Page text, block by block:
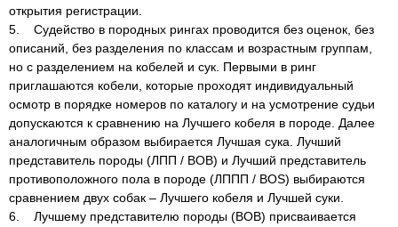
открытия регистрации.
5. Судейство в породных рингах проводится без оценок, без
описаний, без разделения по классам и возрастным группам,
но с разделением на кобелей и сук. Первыми в ринг
приглашаются кобели, которые проходят индивидуальный
осмотр в порядке номеров по каталогу и на усмотрение судьи
допускаются к сравнению на Лучшего кобеля в породе. Далее
аналогичным образом выбирается Лучшая сука. Лучший
представитель породы (ЛПП / BOB) и Лучший представитель
противоположного пола в породе (ЛППП / BOS) выбираются
сравнением двух собак – Лучшего кобеля и Лучшей суки.
6. Лучшему представителю породы (BOB) присваивается